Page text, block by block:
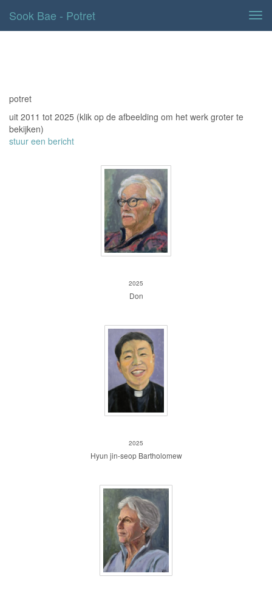
Sook Bae - Potret
potret
uit 2011 tot 2025 (klik op de afbeelding om het werk groter te
bekijken)
stuur een bericht
2025
Don
2025
Hyun jin-seop Bartholomew